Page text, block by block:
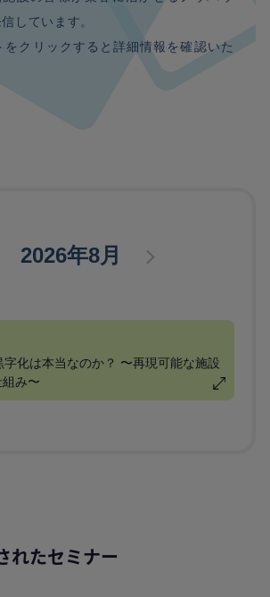
しています。
をクリックすると詳細情報を確認いた
2026年8月
字化は本当なのか？ 〜再現可能な施設
み〜
れたセミナー